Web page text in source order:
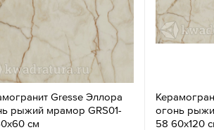
Gresse Эллора
рыжий мрамор GRS01-
см
огонь
58 60х120